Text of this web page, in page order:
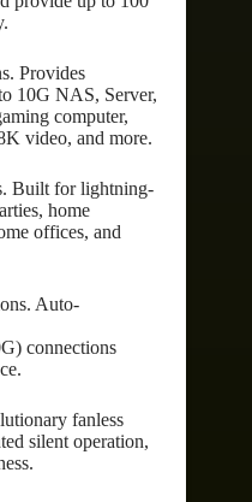
Provides
10G NAS, Server,
computer,
video, and more.
Built for lightning-
home
offices, and
Auto-
connections
fanless
silent operation,